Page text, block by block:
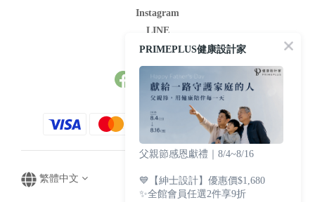
Instagram
LINE
Youtube
繁體中文
PRIMEPLUS健康設計家
父親節感恩獻禮｜8/4~8/16
💙【紳士設計】優惠價$1,680
✨全館會員任選2件享9折